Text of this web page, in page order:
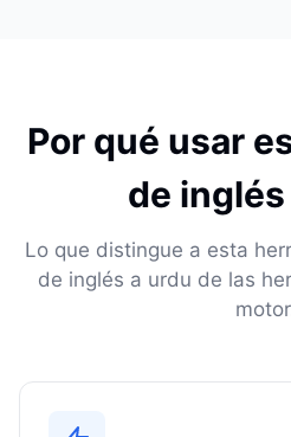
Por qué usar
de
Lo que distingue a esta
de inglés a urdu de las